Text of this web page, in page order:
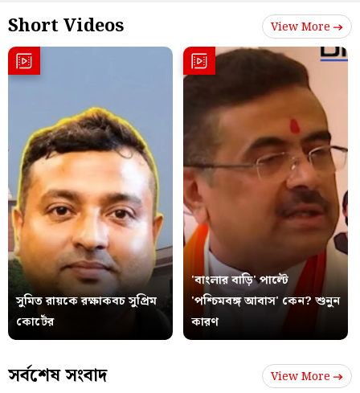
Short Videos View More
সুমিত রায়কে রক্ষাকবচ সুপ্রিম
কোর্টের
'বাংলার বাড়ি' পাল্টে
'পশ্চিমবঙ্গ আবাস' কেন? শুনুন
কারণ
সর্বশেষ সংবাদ View More